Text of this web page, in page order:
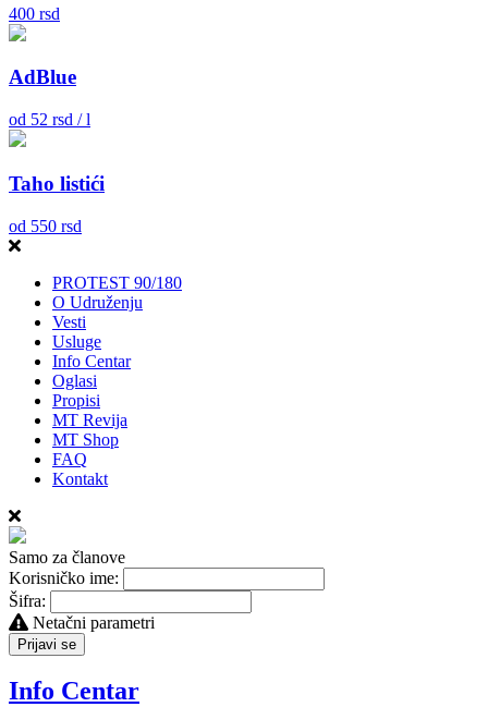
400 rsd
AdBlue
od 52 rsd / l
Taho listići
od 550 rsd
PROTEST 90/180
O Udruženju
Vesti
Usluge
Info Centar
Oglasi
Propisi
MT Revija
MT Shop
FAQ
Kontakt
Samo za članove
Korisničko ime:
Šifra:
Netačni parametri
Prijavi se
Info Centar